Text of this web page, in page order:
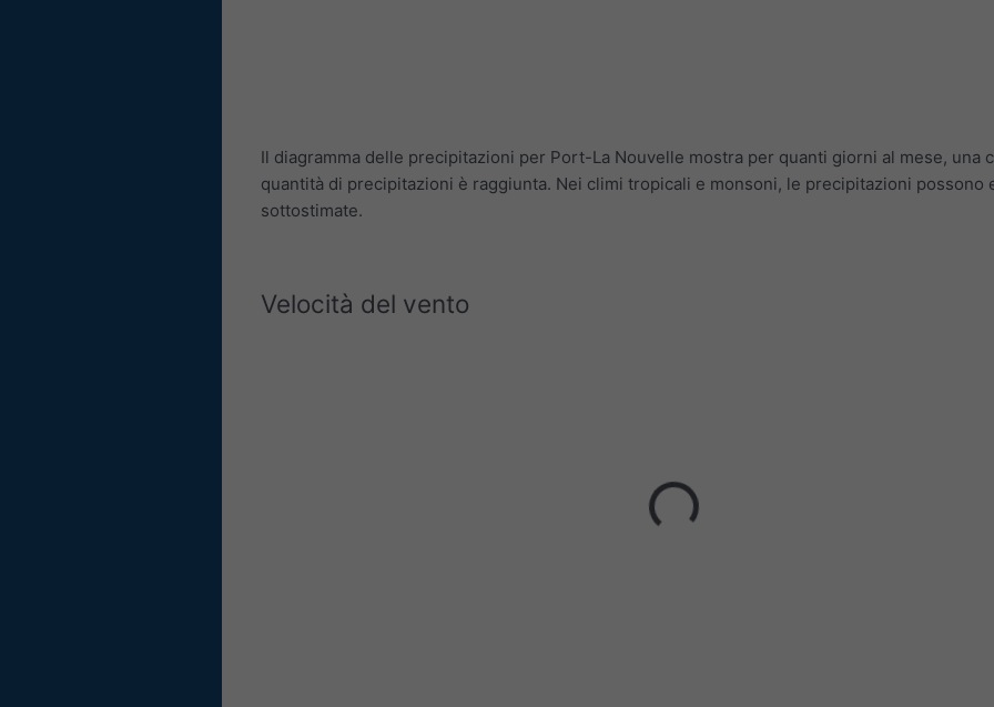
Il diagramma delle precipitazioni per Port-La Nouvelle mostra per quanti giorni al mese, una
quantità di precipitazioni è raggiunta. Nei climi tropicali e monsoni, le precipitazioni possono
sottostimate.
Velocità del vento